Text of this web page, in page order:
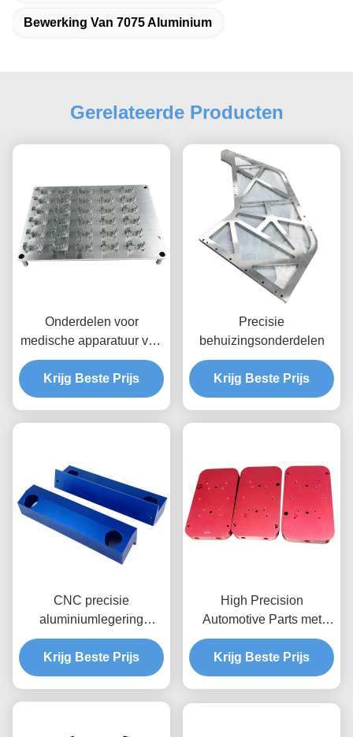
Bewerking Van 7075 Aluminium
Gerelateerde Producten
Onderdelen voor
medische apparatuur van
hoge precisie
Krijg Beste Prijs
Precisie
behuizingsonderdelen
Krijg Beste Prijs
CNC precisie
aluminiumlegering
onderdelen /
Geanodiseerde CNC-
bewerkte onderdelen
Krijg Beste Prijs
High Precision
Automotive Parts met
Customized Surface
Treatment en IATF 16949
Certified CNC Machining
Krijg Beste Prijs